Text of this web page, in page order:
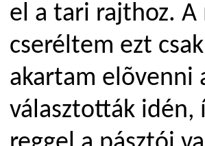
el a tari rajthoz. A
cseréltem ezt
akartam elõvenni
választották idén,